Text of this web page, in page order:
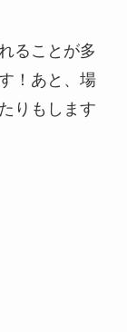
ることが多
！あと、場
りもします